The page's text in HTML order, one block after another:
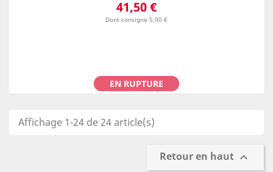
41,50 €
Dont consigne 5,00 €
EN RUPTURE
Affichage 1-24 de 24 article(s)
Retour en haut 